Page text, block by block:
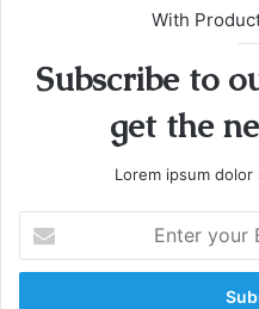
With
Subscribe to
get the
Lorem ipsum
your
Email